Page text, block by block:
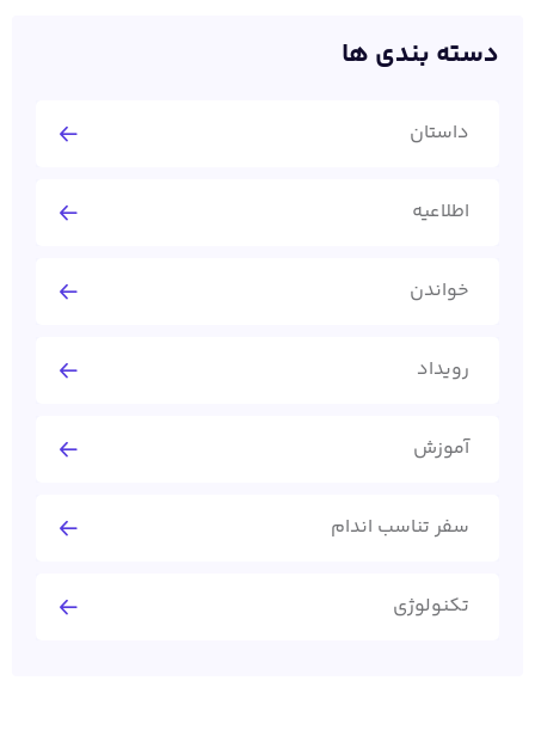
دسته بندی ها
داستان
اطلاعیه
خواندن
رویداد
آموزش
سفر تناسب اندام
تکنولوژی